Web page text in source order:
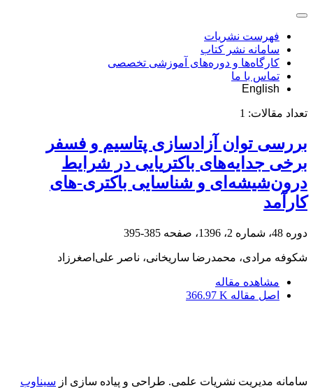
فهرست نشریات
سامانه نشر کتاب
کارگاه‌ها و دوره‌های آموزشی تخصصی
تماس با ما
English
تعداد مقالات: 1
بررسی توان آزادسازی پتاسیم و فسفر
برخی جدایه‌های باکتریایی در شرایط
درون‌شیشه‌ای و شناسایی باکتری-های
کارآمد
دوره 48، شماره 2، 1396، صفحه 385-395
شکوفه مرادی، محمدرضا ساریخانی، ناصر علی‌اصغرزاد
مشاهده مقاله
اصل مقاله 366.97 K
سامانه مدیریت نشریات علمی. طراحی و پیاده سازی از سیناوب